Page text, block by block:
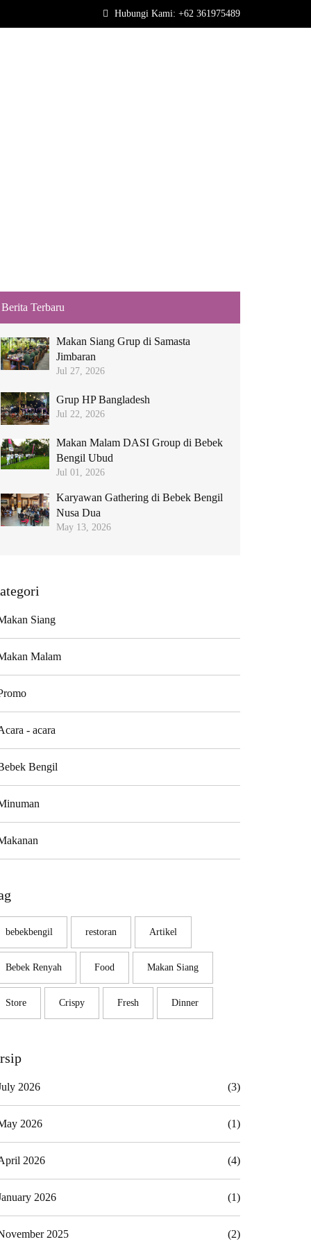
Hubungi Kami: +62 361975489
Berita Terbaru
Makan Siang Grup di Samasta
Jimbaran
Jul 27, 2026
Grup HP Bangladesh
Jul 22, 2026
Makan Malam DASI Group di Bebek
Bengil Ubud
Jul 01, 2026
Karyawan Gathering di Bebek Bengil
Nusa Dua
May 13, 2026
Siang
Malam
- acara
Bengil
bebekbengil restoran Artikel
Bebek Renyah Food Makan Siang
Store Crispy Fresh Dinner
2026 (3)
2026 (1)
2026 (4)
2026 (1)
2025 (2)